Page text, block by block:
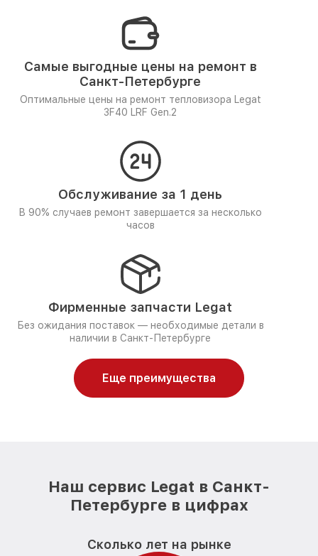
Самые выгодные цены на ремонт в
Санкт-Петербурге
Оптимальные цены на ремонт тепловизора Legat
3F40 LRF Gen.2
Обслуживание за 1 день
В 90% случаев ремонт завершается за несколько
часов
Фирменные запчасти Legat
Без ожидания поставок — необходимые детали в
наличии в Санкт-Петербурге
Еще преимущества
Наш сервис Legat в Санкт-
Петербурге в цифрах
Сколько лет на рынке